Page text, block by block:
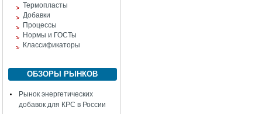
Термопласты
Добавки
Процессы
Нормы и ГОСТы
Классификаторы
ОБЗОРЫ РЫНКОВ
Рынок энергетических
добавок для КРС в России